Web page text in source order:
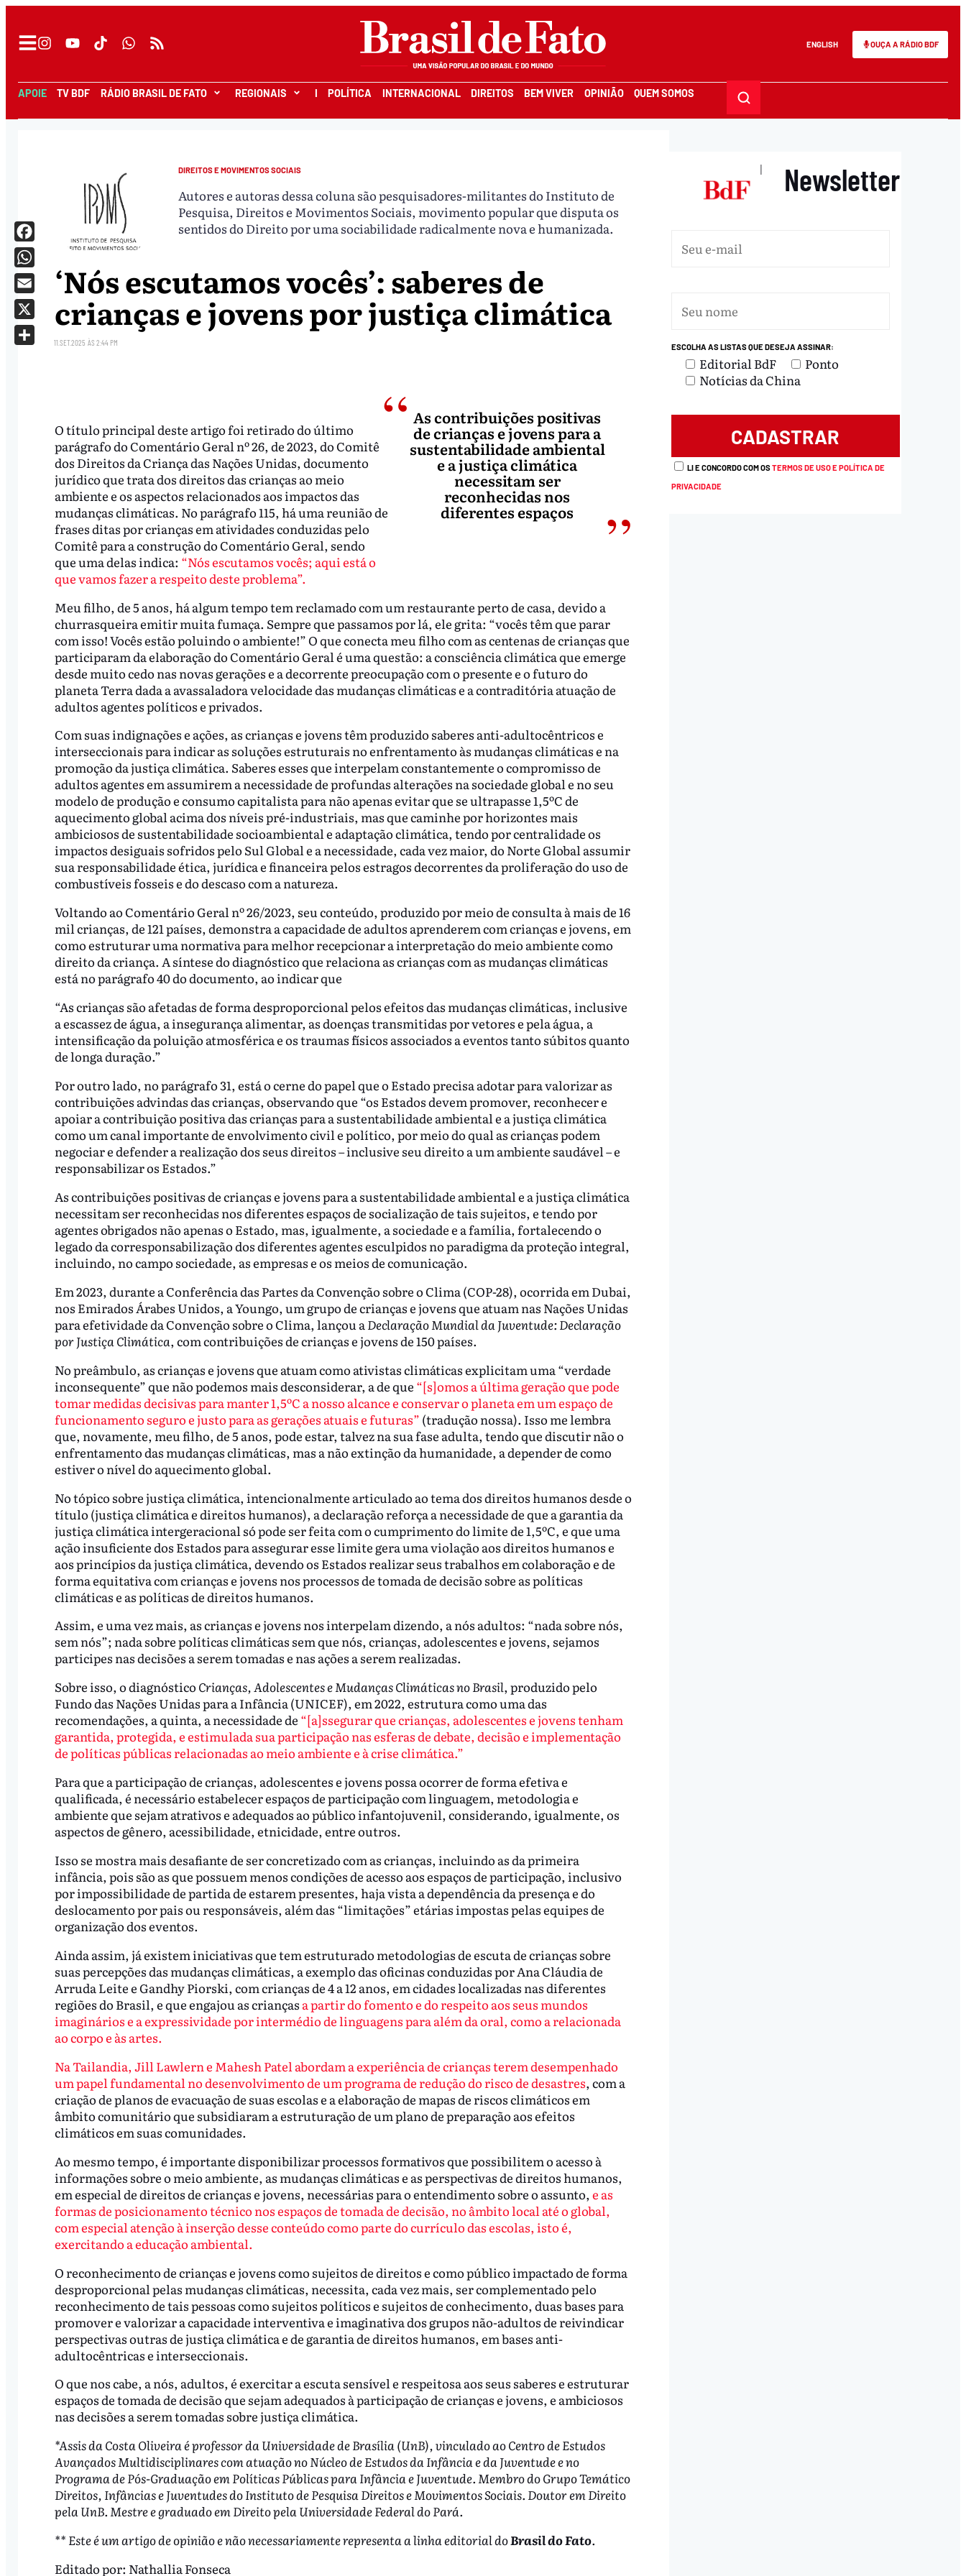
ENGLISH OUÇA A RÁDIO BDF
APOIE TV BDF RÁDIO BRASIL DE FATO REGIONAIS I POLÍTICA INTERNACIONAL DIREITOS BEM VIVER OPINIÃO QUEM SOMOS
DIREITOS E MOVIMENTOS SOCIAIS
Autores e autoras dessa coluna são pesquisadores-militantes do Instituto de
Pesquisa, Direitos e Movimentos Sociais, movimento popular que disputa os
sentidos do Direito por uma sociabilidade radicalmente nova e humanizada.
‘Nós escutamos vocês’: saberes de
crianças e jovens por justiça climática
11.SET.2025 ÀS 2:44 PM
As contribuições positivas
de crianças e jovens para a
sustentabilidade ambiental
e a justiça climática
necessitam ser
reconhecidas nos
diferentes espaços
O título principal deste artigo foi retirado do último
parágrafo do Comentário Geral nº 26, de 2023, do Comitê
dos Direitos da Criança das Nações Unidas, documento
jurídico que trata dos direitos das crianças ao meio
ambiente e os aspectos relacionados aos impactos das
mudanças climáticas. No parágrafo 115, há uma reunião de
frases ditas por crianças em atividades conduzidas pelo
Comitê para a construção do Comentário Geral, sendo
que uma delas indica: “Nós escutamos vocês; aqui está o
que vamos fazer a respeito deste problema”.
Meu filho, de 5 anos, há algum tempo tem reclamado com um restaurante perto de casa, devido a
churrasqueira emitir muita fumaça. Sempre que passamos por lá, ele grita: “vocês têm que parar
com isso! Vocês estão poluindo o ambiente!” O que conecta meu filho com as centenas de crianças que
participaram da elaboração do Comentário Geral é uma questão: a consciência climática que emerge
desde muito cedo nas novas gerações e a decorrente preocupação com o presente e o futuro do
planeta Terra dada a avassaladora velocidade das mudanças climáticas e a contraditória atuação de
adultos agentes políticos e privados.
Com suas indignações e ações, as crianças e jovens têm produzido saberes anti-adultocêntricos e
interseccionais para indicar as soluções estruturais no enfrentamento às mudanças climáticas e na
promoção da justiça climática. Saberes esses que interpelam constantemente o compromisso de
adultos agentes em assumirem a necessidade de profundas alterações na sociedade global e no seu
modelo de produção e consumo capitalista para não apenas evitar que se ultrapasse 1,5ºC de
aquecimento global acima dos níveis pré-industriais, mas que caminhe por horizontes mais
ambiciosos de sustentabilidade socioambiental e adaptação climática, tendo por centralidade os
impactos desiguais sofridos pelo Sul Global e a necessidade, cada vez maior, do Norte Global assumir
sua responsabilidade ética, jurídica e financeira pelos estragos decorrentes da proliferação do uso de
combustíveis fosseis e do descaso com a natureza.
Voltando ao Comentário Geral nº 26/2023, seu conteúdo, produzido por meio de consulta à mais de 16
mil crianças, de 121 países, demonstra a capacidade de adultos aprenderem com crianças e jovens, em
como estruturar uma normativa para melhor recepcionar a interpretação do meio ambiente como
direito da criança. A síntese do diagnóstico que relaciona as crianças com as mudanças climáticas
está no parágrafo 40 do documento, ao indicar que
“As crianças são afetadas de forma desproporcional pelos efeitos das mudanças climáticas, inclusive
a escassez de água, a insegurança alimentar, as doenças transmitidas por vetores e pela água, a
intensificação da poluição atmosférica e os traumas físicos associados a eventos tanto súbitos quanto
de longa duração.”
Por outro lado, no parágrafo 31, está o cerne do papel que o Estado precisa adotar para valorizar as
contribuições advindas das crianças, observando que “os Estados devem promover, reconhecer e
apoiar a contribuição positiva das crianças para a sustentabilidade ambiental e a justiça climática
como um canal importante de envolvimento civil e político, por meio do qual as crianças podem
negociar e defender a realização dos seus direitos – inclusive seu direito a um ambiente saudável – e
responsabilizar os Estados.”
As contribuições positivas de crianças e jovens para a sustentabilidade ambiental e a justiça climática
necessitam ser reconhecidas nos diferentes espaços de socialização de tais sujeitos, e tendo por
agentes obrigados não apenas o Estado, mas, igualmente, a sociedade e a família, fortalecendo o
legado da corresponsabilização dos diferentes agentes esculpidos no paradigma da proteção integral,
incluindo, no campo sociedade, as empresas e os meios de comunicação.
Em 2023, durante a Conferência das Partes da Convenção sobre o Clima (COP-28), ocorrida em Dubai,
nos Emirados Árabes Unidos, a Youngo, um grupo de crianças e jovens que atuam nas Nações Unidas
para efetividade da Convenção sobre o Clima, lançou a Declaração Mundial da Juventude: Declaração
por Justiça Climática, com contribuições de crianças e jovens de 150 países.
No preâmbulo, as crianças e jovens que atuam como ativistas climáticas explicitam uma “verdade
inconsequente” que não podemos mais desconsiderar, a de que “[s]omos a última geração que pode
tomar medidas decisivas para manter 1,5ºC a nosso alcance e conservar o planeta em um espaço de
funcionamento seguro e justo para as gerações atuais e futuras” (tradução nossa). Isso me lembra
que, novamente, meu filho, de 5 anos, pode estar, talvez na sua fase adulta, tendo que discutir não o
enfrentamento das mudanças climáticas, mas a não extinção da humanidade, a depender de como
estiver o nível do aquecimento global.
No tópico sobre justiça climática, intencionalmente articulado ao tema dos direitos humanos desde o
título (justiça climática e direitos humanos), a declaração reforça a necessidade de que a garantia da
justiça climática intergeracional só pode ser feita com o cumprimento do limite de 1,5ºC, e que uma
ação insuficiente dos Estados para assegurar esse limite gera uma violação aos direitos humanos e
aos princípios da justiça climática, devendo os Estados realizar seus trabalhos em colaboração e de
forma equitativa com crianças e jovens nos processos de tomada de decisão sobre as políticas
climáticas e as políticas de direitos humanos.
Assim, e uma vez mais, as crianças e jovens nos interpelam dizendo, a nós adultos: “nada sobre nós,
sem nós”; nada sobre políticas climáticas sem que nós, crianças, adolescentes e jovens, sejamos
participes nas decisões a serem tomadas e nas ações a serem realizadas.
Sobre isso, o diagnóstico Crianças, Adolescentes e Mudanças Climáticas no Brasil, produzido pelo
Fundo das Nações Unidas para a Infância (UNICEF), em 2022, estrutura como uma das
recomendações, a quinta, a necessidade de “[a]ssegurar que crianças, adolescentes e jovens tenham
garantida, protegida, e estimulada sua participação nas esferas de debate, decisão e implementação
de políticas públicas relacionadas ao meio ambiente e à crise climática.”
Para que a participação de crianças, adolescentes e jovens possa ocorrer de forma efetiva e
qualificada, é necessário estabelecer espaços de participação com linguagem, metodologia e
ambiente que sejam atrativos e adequados ao público infantojuvenil, considerando, igualmente, os
aspectos de gênero, acessibilidade, etnicidade, entre outros.
Isso se mostra mais desafiante de ser concretizado com as crianças, incluindo as da primeira
infância, pois são as que possuem menos condições de acesso aos espaços de participação, inclusivo
por impossibilidade de partida de estarem presentes, haja vista a dependência da presença e do
deslocamento por pais ou responsáveis, além das “limitações” etárias impostas pelas equipes de
organização dos eventos.
Ainda assim, já existem iniciativas que tem estruturado metodologias de escuta de crianças sobre
suas percepções das mudanças climáticas, a exemplo das oficinas conduzidas por Ana Cláudia de
Arruda Leite e Gandhy Piorski, com crianças de 4 a 12 anos, em cidades localizadas nas diferentes
regiões do Brasil, e que engajou as crianças a partir do fomento e do respeito aos seus mundos
imaginários e a expressividade por intermédio de linguagens para além da oral, como a relacionada
ao corpo e às artes.
Na Tailandia, Jill Lawlern e Mahesh Patel abordam a experiência de crianças terem desempenhado
um papel fundamental no desenvolvimento de um programa de redução do risco de desastres, com a
criação de planos de evacuação de suas escolas e a elaboração de mapas de riscos climáticos em
âmbito comunitário que subsidiaram a estruturação de um plano de preparação aos efeitos
climáticos em suas comunidades.
Ao mesmo tempo, é importante disponibilizar processos formativos que possibilitem o acesso à
informações sobre o meio ambiente, as mudanças climáticas e as perspectivas de direitos humanos,
em especial de direitos de crianças e jovens, necessárias para o entendimento sobre o assunto, e as
formas de posicionamento técnico nos espaços de tomada de decisão, no âmbito local até o global,
com especial atenção à inserção desse conteúdo como parte do currículo das escolas, isto é,
exercitando a educação ambiental.
O reconhecimento de crianças e jovens como sujeitos de direitos e como público impactado de forma
desproporcional pelas mudanças climáticas, necessita, cada vez mais, ser complementado pelo
reconhecimento de tais pessoas como sujeitos políticos e sujeitos de conhecimento, duas bases para
promover e valorizar a capacidade interventiva e imaginativa dos grupos não-adultos de reivindicar
perspectivas outras de justiça climática e de garantia de direitos humanos, em bases anti-
adultocêntricas e interseccionais.
O que nos cabe, a nós, adultos, é exercitar a escuta sensível e respeitosa aos seus saberes e estruturar
espaços de tomada de decisão que sejam adequados à participação de crianças e jovens, e ambiciosos
nas decisões a serem tomadas sobre justiça climática.
*Assis da Costa Oliveira é professor da Universidade de Brasília (UnB), vinculado ao Centro de Estudos
Avançados Multidisciplinares com atuação no Núcleo de Estudos da Infância e da Juventude e no
Programa de Pós-Graduação em Políticas Públicas para Infância e Juventude. Membro do Grupo Temático
Direitos, Infâncias e Juventudes do Instituto de Pesquisa Direitos e Movimentos Sociais. Doutor em Direito
pela UnB. Mestre e graduado em Direito pela Universidade Federal do Pará.
** Este é um artigo de opinião e não necessariamente representa a linha editorial doBrasil do Fato.
Facebook
WhatsApp
Email
X
Editado por: Nathallia Fonseca
| Newsletter
ESCOLHA AS LISTAS QUE DESEJA ASSINAR:
Editorial BdF
Ponto
Notícias da China
LI E CONCORDO COM OSTERMOS DE USO E POLÍTICA DE
PRIVACIDADE